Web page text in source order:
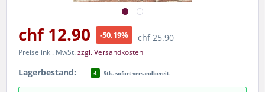
chf 12.90 -50.19% chf 25.90
Preise inkl. MwSt.zzgl. Versandkosten
Lagerbestand: 4 Stk. sofort versandbereit.